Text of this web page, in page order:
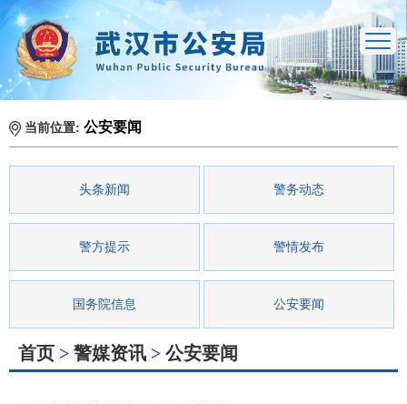
当前位置: 公安要闻
头条新闻 警务动态
警方提示 警情发布
国务院信息 公安要闻
首页 > 警媒资讯 > 公安要闻